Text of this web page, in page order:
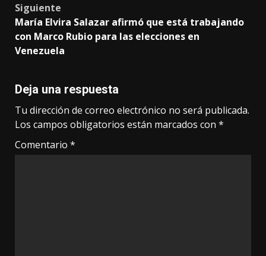
Siguiente
María Elvira Salazar afirmó que está trabajando
con Marco Rubio para las elecciones en
Venezuela
Deja una respuesta
Tu dirección de correo electrónico no será publicada.
Los campos obligatorios están marcados con *
Comentario *